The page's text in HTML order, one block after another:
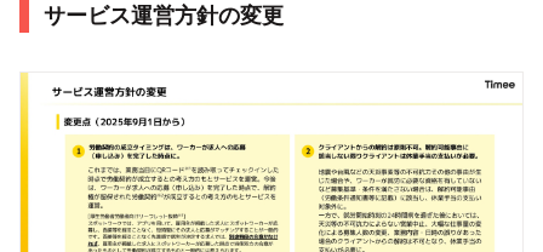
サービス運営方針の変更